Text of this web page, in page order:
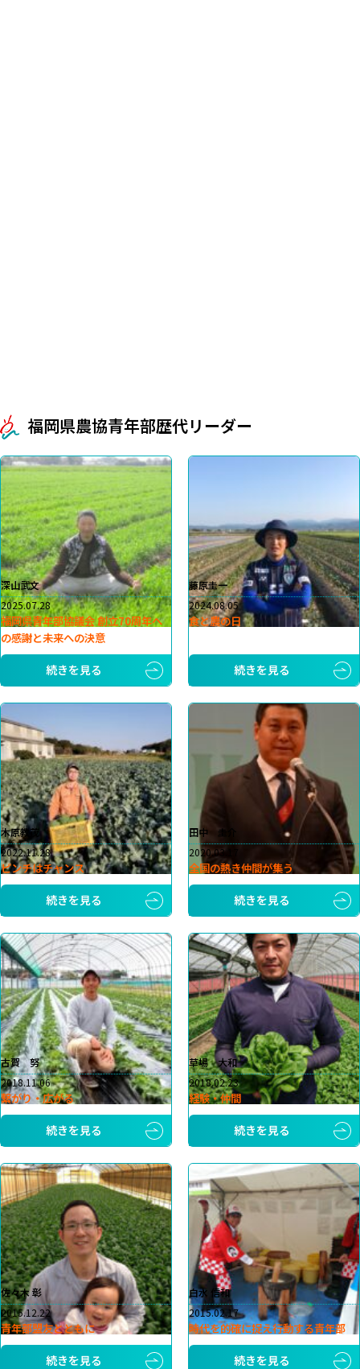
福岡県農協青年部歴代リーダー
深山武文
2025.07.28
福岡県青年部協議会 創立70周年へ
の感謝と未来への決意
続きを見る
藤原圭一
2024.08.05
食と農の日
続きを見る
木原教茂
2022.11.28
ピンチはチャンス
続きを見る
田中 圭介
2020.03.17
全国の熱き仲間が集う
続きを見る
古賀 努
2018.11.06
繋がり・広がる
続きを見る
草場 大和
2018.02.23
経験・仲間
続きを見る
佐々木 彰
2015.12.22
青年部盟友とともに
続きを見る
白水 信和
2015.02.17
時代を的確に捉え行動する青年部
続きを見る